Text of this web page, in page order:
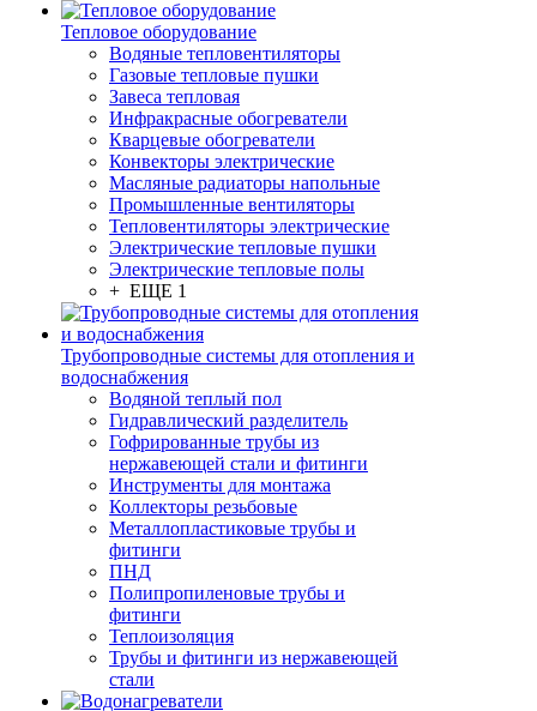
Тепловое оборудование
Водяные тепловентиляторы
Газовые тепловые пушки
Завеса тепловая
Инфракрасные обогреватели
Кварцевые обогреватели
Конвекторы электрические
Масляные радиаторы напольные
Промышленные вентиляторы
Тепловентиляторы электрические
Электрические тепловые пушки
Электрические тепловые полы
+ ЕЩЕ 1
Трубопроводные системы для отопления и
водоснабжения
Водяной теплый пол
Гидравлический разделитель
Гофрированные трубы из
нержавеющей стали и фитинги
Инструменты для монтажа
Коллекторы резьбовые
Металлопластиковые трубы и
фитинги
ПНД
Полипропиленовые трубы и
фитинги
Теплоизоляция
Трубы и фитинги из нержавеющей
стали